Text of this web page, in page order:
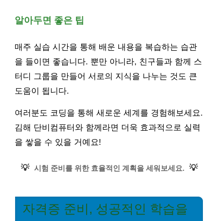
알아두면 좋은 팁
매주 실습 시간을 통해 배운 내용을 복습하는 습관
을 들이면 좋습니다. 뿐만 아니라, 친구들과 함께 스
터디 그룹을 만들어 서로의 지식을 나누는 것도 큰
도움이 됩니다.
여러분도 코딩을 통해 새로운 세계를 경험해보세요.
김해 단비컴퓨터와 함께라면 더욱 효과적으로 실력
을 쌓을 수 있을 거예요!
💡 시험 준비를 위한 효율적인 계획을 세워보세요. 💡
자격증 준비, 성공적인 학습을